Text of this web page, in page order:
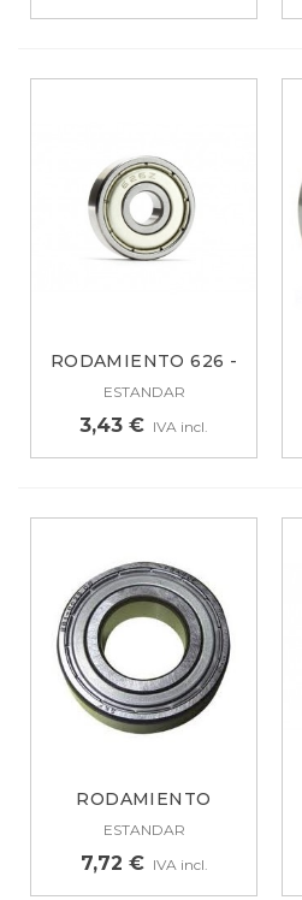
RODAMIENTO 626 -
ZZ 626ZZ
ESTANDAR
3,43 € IVA incl.
RODAMIENTO
ORIGINAL SKF 6205
ESTANDAR
7,72 € IVA incl.